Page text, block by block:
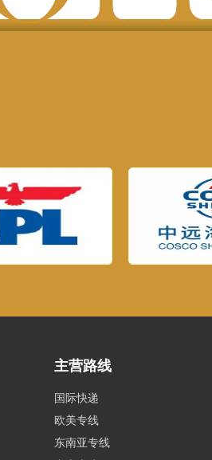
主营路线
国际快递
欧美专线
东南亚专线